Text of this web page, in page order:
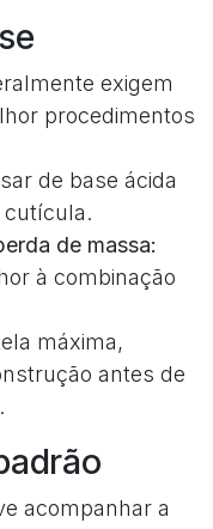
exigem
procedimentos
de base ácida
cutícula.
de massa:
à combinação
máxima,
antes de
acompanhar a